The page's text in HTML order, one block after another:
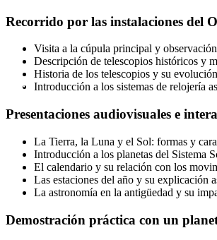
Recorrido por las instalaciones del
Visita a la cúpula principal y
Descripción de telescopios históricos y
Historia de los telescopios y su
Introducción a los sistemas de relojería
Presentaciones audiovisuales e
La Tierra, la Luna y el Sol: formas y
Introducción a los planetas del Sistema
El calendario y su relación con los
Las estaciones del año y su explicación
La astronomía en la antigüedad y su
Demostración práctica con un